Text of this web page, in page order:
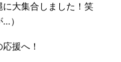
大集合しました！笑
）
援へ！